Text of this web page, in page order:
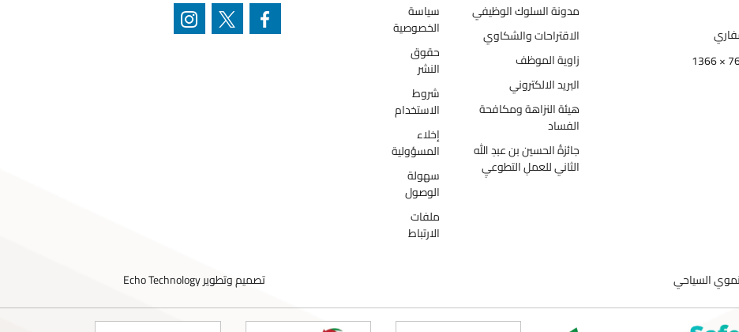
مدونة السلوك الوظيفي
الاقتراحات والشكاوي
زاوية الموظف
البريد الالكتروني
هيئة النزاهة ومكافحة
الفساد
جائزةُ الحسين بن عبدِ الله
الثاني للعملِ التطوعيِ
سياسة
الخصوصية
حقوق
النشر
شروط
الاستخدام
إخلاء
المسؤولية
سهولة
الوصول
ملفات
الارتباط
تصميم وتطويرEcho Technology